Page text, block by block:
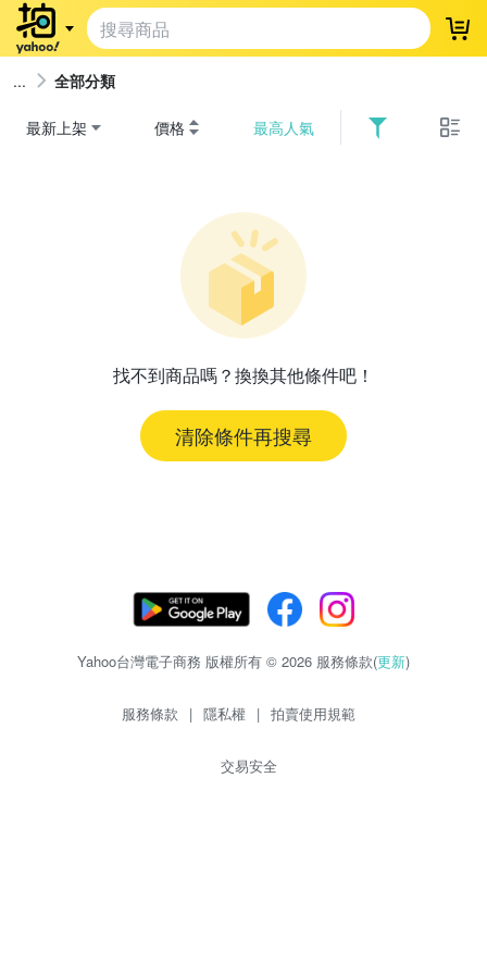
登
全部分類
最新上架 價格 最高人氣
找不到商品嗎？換換其他條件吧！
清除條件再搜尋
Yahoo台灣電子商務 版權所有 © 2026 服務條款(更新)
服務條款 | 隱私權 | 拍賣使用規範
交易安全